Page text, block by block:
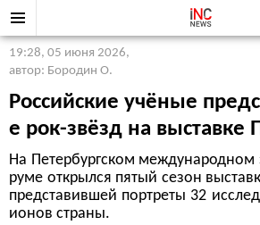
19:28, 05 июня 2026,
автор: Бородин О.
Российские учёные
е рок-звёзд на
На Петербургском
руме открылся пятый сезон
представившей портреты 32
ионов страны.